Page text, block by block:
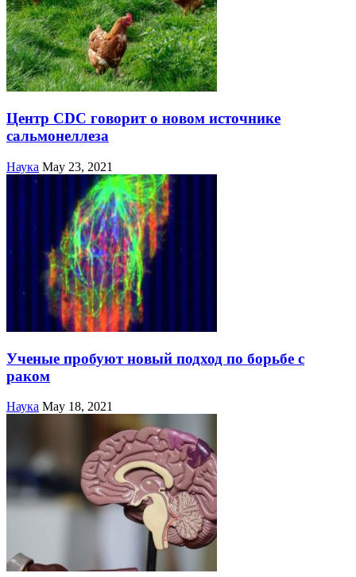
Центр CDC говорит о новом источнике
сальмонеллеза
Наука May 23, 2021
Ученые пробуют новый подход по борьбе с
раком
Наука May 18, 2021